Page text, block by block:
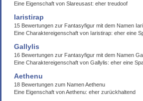
Eine Eigenschaft von Slareusast: eher treudoof
Iaristirap
15 Bewertungen zur Fantasyfigur mit dem Namen
Eine Charaktereigenschaft von Iaristirap: eher eine
Gallylis
16 Bewertungen zur Fantasyfigur mit dem Namen
Eine Charaktereigenschaft von Gallylis: eher eine
Aethenu
18 Bewertungen zum Namen Aethenu
Eine Eigenschaft von Aethenu: eher zurückhaltend